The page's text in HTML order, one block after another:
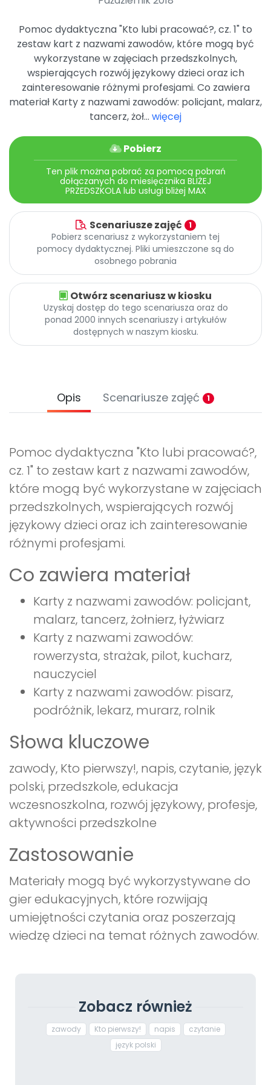
Archiwalne numery
Pomoc
Pomoc dydaktyczna "Kto lubi pracować?, cz. 1" to
zestaw kart z nazwami zawodów, które mogą być
wykorzystane w zajęciach przedszkolnych,
wspierających rozwój językowy dzieci oraz ich
zainteresowanie różnymi profesjami. Co zawiera
materiał Karty z nazwami zawodów: policjant, malarz,
tancerz, żoł... więcej
Pobierz
Ten plik można pobrać za pomocą pobrań
dołączanych do miesięcznika BLIŻEJ
PRZEDSZKOLA lub usługi bliżej MAX
Scenariusze zajęć 1
Pobierz scenariusz z wykorzystaniem tej
pomocy dydaktycznej. Pliki umieszczone są do
osobnego pobrania
Otwórz scenariusz w kiosku
Uzyskaj dostęp do tego scenariusza oraz do
ponad 2000 innych scenariuszy i artykułów
dostępnych w naszym kiosku.
Opis Scenariusze zajęć 1
Pomoc dydaktyczna "Kto lubi pracować?,
cz. 1" to zestaw kart z nazwami zawodów,
które mogą być wykorzystane w zajęciach
przedszkolnych, wspierających rozwój
językowy dzieci oraz ich zainteresowanie
różnymi profesjami.
Co zawiera materiał
Karty z nazwami zawodów: policjant,
malarz, tancerz, żołnierz, łyżwiarz
Karty z nazwami zawodów:
rowerzysta, strażak, pilot, kucharz,
nauczyciel
Karty z nazwami zawodów: pisarz,
podróżnik, lekarz, murarz, rolnik
Słowa kluczowe
zawody, Kto pierwszy!, napis, czytanie, język
polski, przedszkole, edukacja
wczesnoszkolna, rozwój językowy, profesje,
aktywności przedszkolne
Zastosowanie
Materiały mogą być wykorzystywane do
gier edukacyjnych, które rozwijają
umiejętności czytania oraz poszerzają
wiedzę dzieci na temat różnych zawodów.
Zobacz również
zawody Kto pierwszy! napis
czytanie
język polski